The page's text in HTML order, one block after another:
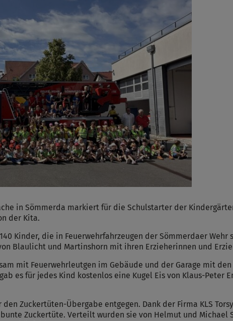
in Sömmerda markiert für die Schulstarter der
der Kita.
Kinder, die in Feuerwehrfahrzeugen der Sömmerdaer
Blaulicht und Martinshorn mit ihren Erzieherinnen und
mit Feuerwehrleutgen im Gebäude und der Garage mit
es für jedes Kind kostenlos eine Kugel Eis von Klaus-Peter
Zuckertüten-Übergabe entgegen. Dank der Firma KLS
Zuckertüte. Verteilt wurden sie von Helmut und Michael